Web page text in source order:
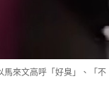
馬來文高呼「好臭」、「不